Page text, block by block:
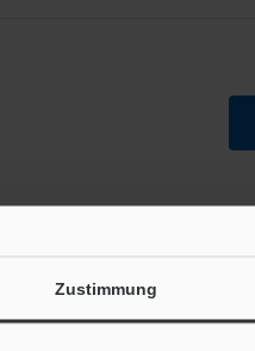
Zustimmung